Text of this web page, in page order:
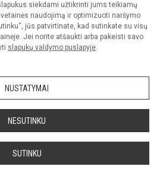
siekdami užtikrinti jums teikiamų
naudojimą ir optimizuoti naršymo
jūs patvirtinate, kad sutinkate su visų
Jei norite atšaukti arba pakeisti savo
slapukų valdymo puslapyje.
NUSTATYMAI
NESUTINKU
SUTINKU
gimnazija. Visos teisės saugomos.
administracijos sutikimo griežtai draudžiama.
paraiška Slapukų valdymas